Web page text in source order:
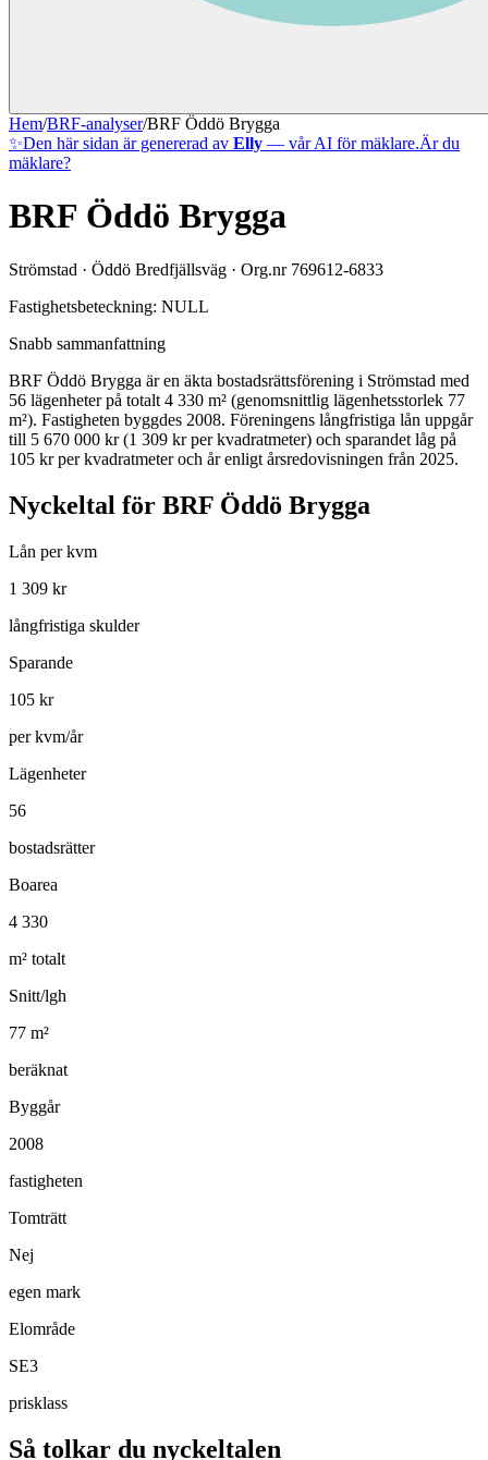
Hem/BRF-analyser/BRF Öddö Brygga
✨Den här sidan är genererad av Elly — vår AI för mäklare.Är du
mäklare?
BRF Öddö Brygga
Strömstad · Öddö Bredfjällsväg · Org.nr 769612-6833
Fastighetsbeteckning: NULL
Snabb sammanfattning
BRF Öddö Brygga är en äkta bostadsrättsförening i Strömstad med
56 lägenheter på totalt 4 330 m² (genomsnittlig lägenhetsstorlek 77
m²). Fastigheten byggdes 2008. Föreningens långfristiga lån uppgår
till 5 670 000 kr (1 309 kr per kvadratmeter) och sparandet låg på
105 kr per kvadratmeter och år enligt årsredovisningen från 2025.
Nyckeltal för BRF Öddö Brygga
Lån per kvm
1 309 kr
långfristiga skulder
Sparande
105 kr
per kvm/år
Lägenheter
56
bostadsrätter
Boarea
4 330
m² totalt
Snitt/lgh
77 m²
beräknat
Byggår
2008
fastigheten
Tomträtt
Nej
egen mark
Elområde
SE3
prisklass
Så tolkar du nyckeltalen